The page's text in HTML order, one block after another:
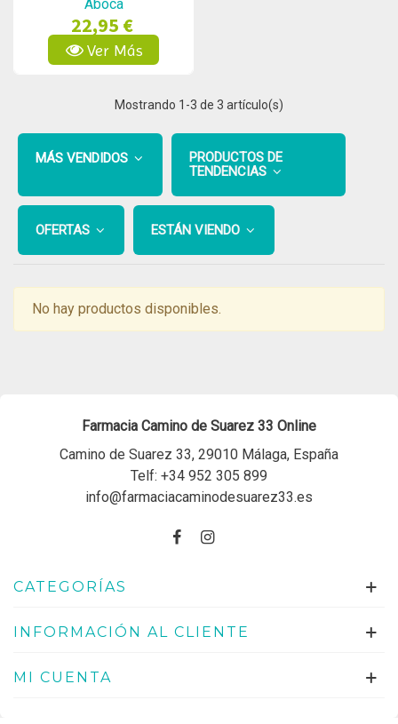
Aboca
22,95 €
Ver Más
Mostrando 1 -3 de 3 artículo(s)
MÁS VENDIDOS
PRODUCTOS DE
TENDENCIAS
OFERTAS ESTÁN VIENDO
No hay productos disponibles.
Farmacia Camino de Suarez 33 Online
Camino de Suarez 33, 29010 Málaga, España
Telf: +34 952 305 899
info@farmaciacaminodesuarez33.es
CATEGORÍAS
INFORMACIÓN AL CLIENTE
MI CUENTA